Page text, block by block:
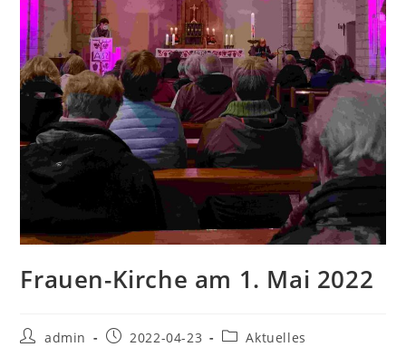
Frauen-Kirche am 1. Mai 2022
Beitrags-
admin
Beitrag2022-04-23
Beitrags-
Aktuelles